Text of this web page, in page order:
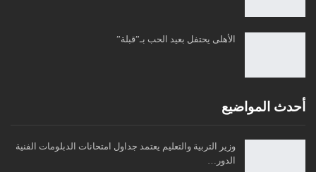
الأهلى يحتفل بعيد الحب بـ”قبلة”
أحدث المواضيع
وزير التربية والتعليم يعتمد جداول امتحانات الدبلومات الفنية
الدور…